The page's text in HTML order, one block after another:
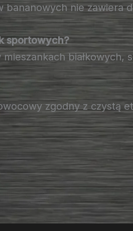
nie zawiera
sportowych?
zgodny z czystą